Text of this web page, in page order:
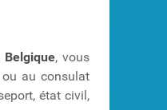
, vous
au consulat
état civil,